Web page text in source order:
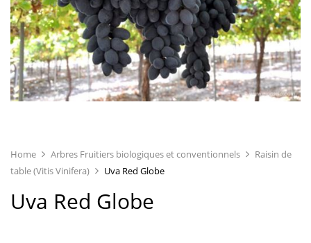
Home Arbres Fruitiers biologiques et conventionnels
Raisin de
table (Vitis Vinifera)
Uva Red Globe
Uva Red Globe